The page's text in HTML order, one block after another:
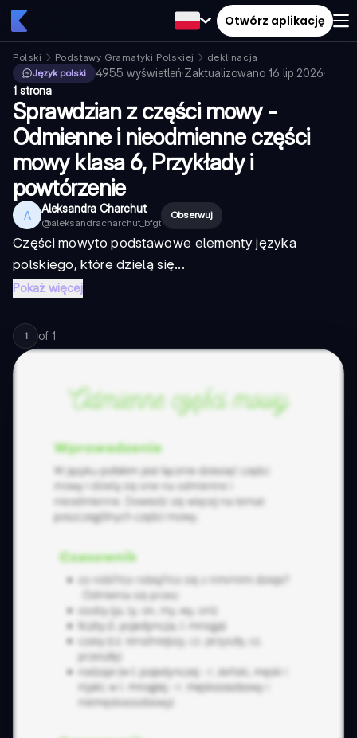
Otwórz aplikację
Polski Podstawy Gramatyki Polskiej
deklinacja
Język polski
4955 wyświetleń·Zaktualizowano 16 lip 2026·
1 strona
Sprawdzian z części mowy -
Odmienne i nieodmienne części
mowy klasa 6, Przykłady i
powtórzenie
A Aleksandra Charchut
@aleksandracharchut_bfgt
Obserwuj
Części mowyto podstawowe elementy języka
polskiego, które dzielą się...
Pokaż więcej
1 of 1